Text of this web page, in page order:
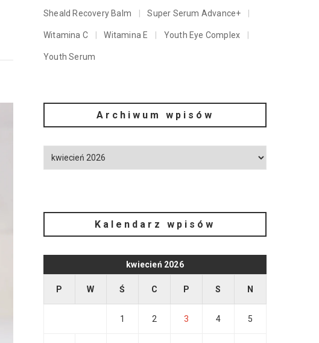
Sheald Recovery Balm Super Serum Advance+
Witamina C Witamina E Youth Eye Complex
Youth Serum
Archiwum wpisów
Kalendarz wpisów
kwiecień 2026
P W Ś C P S N
1 2 3 4 5